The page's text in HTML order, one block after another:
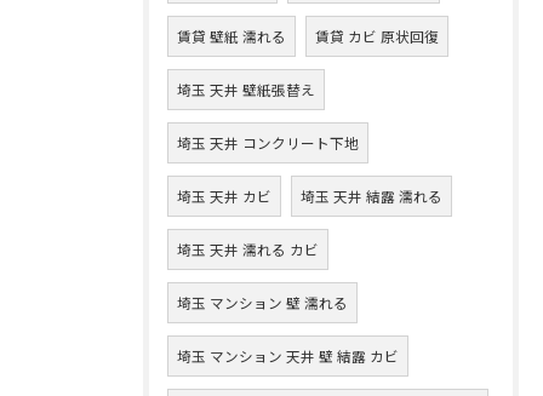
賃貸 壁紙 濡れる 賃貸 カビ 原状回復
埼玉 天井 壁紙張替え
埼玉 天井 コンクリート下地
埼玉 天井 カビ 埼玉 天井 結露 濡れる
埼玉 天井 濡れる カビ
埼玉 マンション 壁 濡れる
埼玉 マンション 天井 壁 結露 カビ